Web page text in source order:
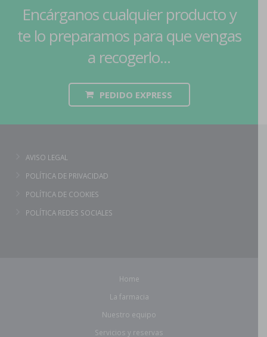
Encárganos cualquier producto y
te lo preparamos para que vengas
a recogerlo...
PEDIDO EXPRESS
AVISO LEGAL
POLÍTICA DE PRIVACIDAD
POLÍTICA DE COOKIES
POLÍTICA REDES SOCIALES
Home
La farmacia
Nuestro equipo
Servicios y reservas